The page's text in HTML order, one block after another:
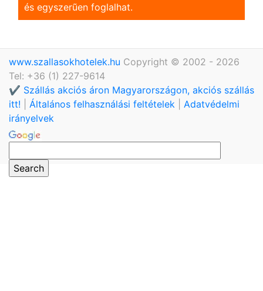
és egyszerũen foglalhat.
www.szallasokhotelek.hu Copyright © 2002 - 2026
Tel: +36 (1) 227-9614
✔️ Szállás akciós áron Magyarországon, akciós szállás
itt!
Általános felhasználási feltételek
Adatvédelmi
irányelvek